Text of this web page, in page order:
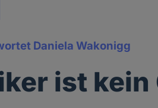
Daniela Wakonigg
ist kein